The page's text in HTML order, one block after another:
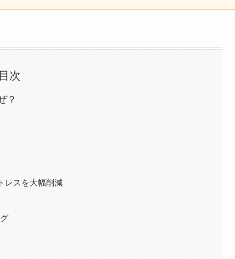
目次
？
レスを大幅削減